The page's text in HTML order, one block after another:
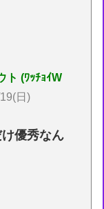
ト (ﾜｯﾁｮｲW
日)
優秀なん